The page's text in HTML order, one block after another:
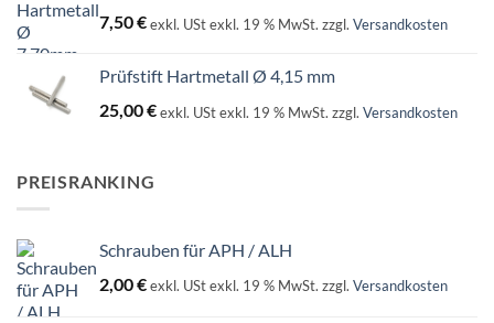
7,50€exkl. UStexkl. 19 % MwSt. zzgl. Versandkosten
Prüfstift Hartmetall Ø 4,15 mm
25,00€exkl. UStexkl. 19 % MwSt. zzgl. Versandkosten
PREISRANKING
Schrauben für APH / ALH
2,00€exkl. UStexkl. 19 % MwSt. zzgl. Versandkosten